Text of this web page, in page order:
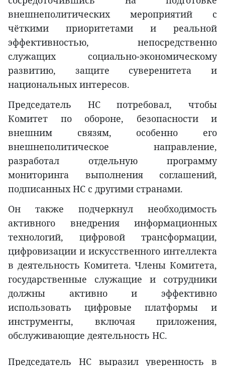
внешнеполитических мероприятий с
чёткими приоритетами и реальной
эффективностью, непосредственно
служащих социально-экономическому
развитию, защите суверенитета и
национальных интересов.
Председатель НС потребовал, чтобы
Комитет по обороне, безопасности и
внешним связям, особенно его
внешнеполитическое направление,
разработал отдельную программу
мониторинга выполнения соглашений,
подписанных НС с другими странами.
Он также подчеркнул необходимость
активного внедрения информационных
технологий, цифровой трансформации,
цифровизации и искусственного интеллекта
в деятельность Комитета. Члены Комитета,
государственные служащие и сотрудники
должны активно и эффективно
использовать цифровые платформы и
инструменты, включая приложения,
обслуживающие деятельность НС.
Председатель НС выразил уверенность в